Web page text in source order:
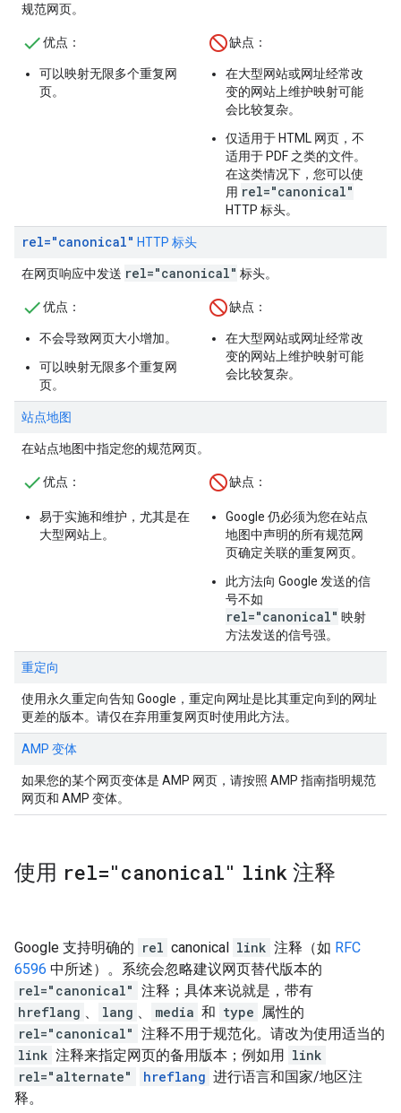
规范网页。
优点：
可以映射无限多个重复网
页。
缺点：
在大型网站或网址经常改
变的网站上维护映射可能
会比较复杂。
仅适用于 HTML 网页，不
适用于 PDF 之类的文件。
在这类情况下，您可以使
用 rel="canonical"
HTTP 标头。
rel="canonical" HTTP 标头
在网页响应中发送 rel="canonical" 标头。
优点：
不会导致网页大小增加。
可以映射无限多个重复网
页。
缺点：
在大型网站或网址经常改
变的网站上维护映射可能
会比较复杂。
站点地图
在站点地图中指定您的规范网页。
优点 ：
易于实施和维护，尤其是在
大型网站上。
缺点 ：
Google 仍必须为您在站点
地图中声明的所有规范网
页确定关联的重复网页。
此方法向 Google 发送的信
号不如
rel="canonical" 映射
方法发送的信号强。
重定向
使用永久重定向告知 Google，重定向网址是比其重定向到的网址
更差的版本。请仅在弃用重复网页时使用此方法。
AMP 变体
如果您的某个网页变体是 AMP 网页，请按照 AMP 指南指明规范
网页和 AMP 变体。
使用 rel="canonical" link 注释
Google 支持明确的 rel canonical link 注释（如 RFC
6596 中所述）。系统会忽略建议网页替代版本的
rel="canonical" 注释；具体来说就是，带有
hreflang 、 lang 、 media 和 type 属性的
rel="canonical" 注释不用于规范化。请改为使用适当的
link 注释来指定网页的备用版本；例如用 link
rel="alternate"
hreflang 进行语言和国家/地区注
释。